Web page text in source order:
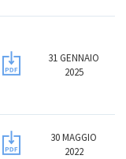
31 GENNAIO
2025
30 MAGGIO
2022